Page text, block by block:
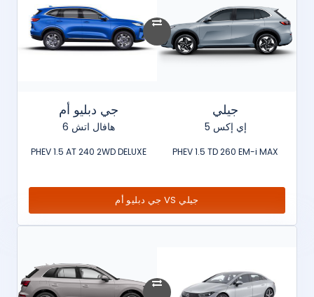
جيلي
إي إكس 5
PHEV 1.5 TD 260 EM-i MAX
جي دبليو أم
هافال اتش 6
PHEV 1.5 AT 240 2WD DELUXE
جيلي VS جي دبليو أم